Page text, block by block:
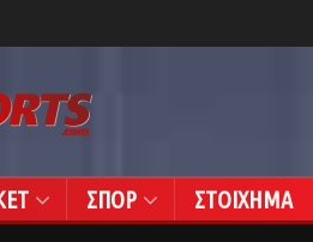
ΣΠΟΡ ΣΤΟΙΧΗΜΑ